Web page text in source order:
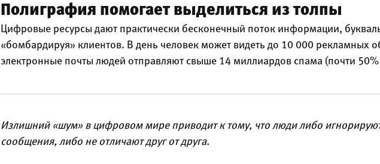
Полиграфия помогает выделиться из толпы
Цифровые ресурсы дают практически бесконечный поток информации,
«бомбардируя» клиентов. В день человек может видеть до 10 000 рекламных
электронные почты людей отправляют свыше 14 миллиардов спама (почти 50%
Излишний «шум» в цифровом мире приводит к тому, что люди либо
сообщения, либо не отличают друг от друга.